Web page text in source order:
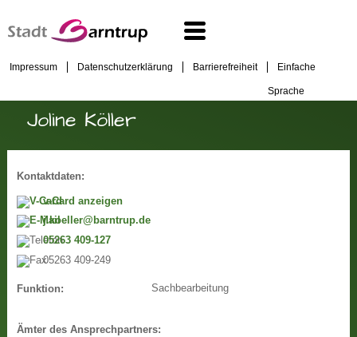
Impressum Datenschutzerklärung Barrierefreiheit Einfache
Sprache
Joline Köller
Kontaktdaten:
v-Card anzeigen
j.koeller@barntrup.de
05263 409-127
05263 409-249
Funktion: Sachbearbeitung
Ämter des Ansprechpartners: